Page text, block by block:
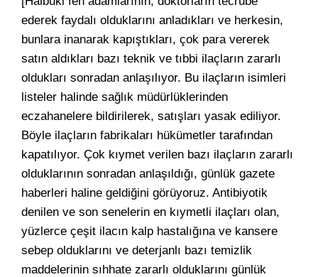
ederek faydalı olduklarını anladıkları ve herkesin,
bunlara inanarak kapıştıkları, çok para vererek
satın aldıkları bazı teknik ve tıbbi ilaçların zararlı
oldukları sonradan anlaşılıyor. Bu ilaçların isimleri
listeler halinde sağlık müdürlüklerinden
eczahanelere bildirilerek, satışları yasak ediliyor.
Böyle ilaçların fabrikaları hükümetler tarafından
kapatılıyor. Çok kıymet verilen bazı ilaçların zararlı
olduklarının sonradan anlaşıldığı, günlük gazete
haberleri haline geldiğini görüyoruz. Antibiyotik
denilen ve son senelerin en kıymetli ilaçları olan,
yüzlerce çeşit ilacın kalp hastalığına ve kansere
sebep olduklarını ve deterjanlı bazı temizlik
maddelerinin sıhhate zararlı olduklarını günlük